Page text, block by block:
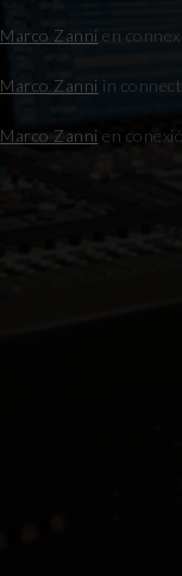
Marco Zanni en
Marco Zanni in
Marco Zanni en